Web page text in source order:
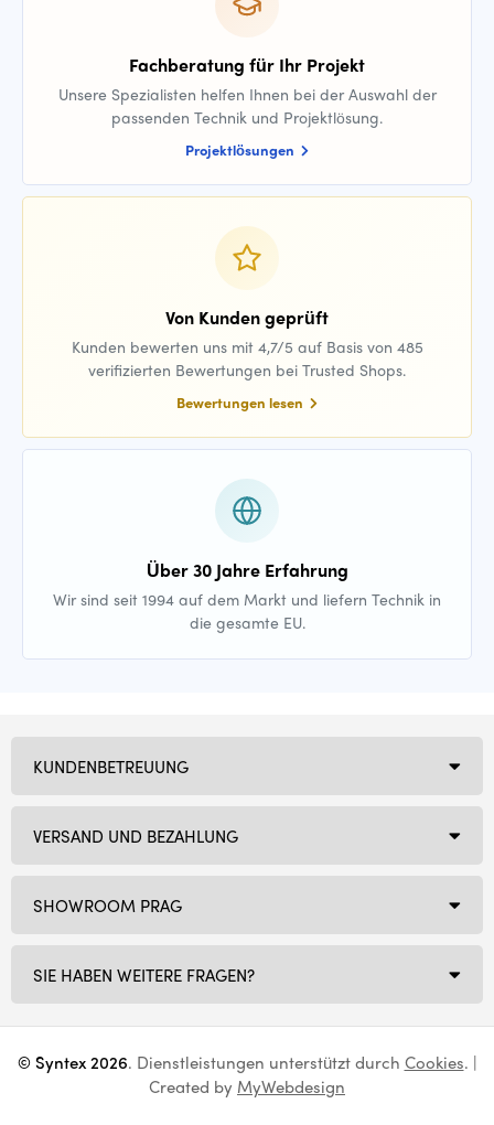
Fachberatung für Ihr Projekt
Unsere Spezialisten helfen Ihnen bei der Auswahl der
passenden Technik und Projektlösung.
Projektlösungen
Von Kunden geprüft
Kunden bewerten uns mit 4,7/5 auf Basis von 485
verifizierten Bewertungen bei Trusted Shops.
Bewertungen lesen
Über 30 Jahre Erfahrung
Wir sind seit 1994 auf dem Markt und liefern Technik in
die gesamte EU.
SHOWROOM PRAG
SIE HABEN WEITERE FRAGEN?
KUNDENBETREUUNG
VERSAND UND BEZAHLUNG
© Syntex 2026. Dienstleistungen unterstützt durch Cookies. |
Created by MyWebdesign